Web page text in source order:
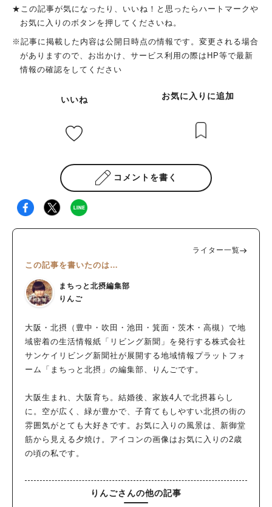
★この記事が気になったり、いいね！と思ったらハートマークや
お気に入りのボタンを押してくださいね。
※記事に掲載した内容は公開日時点の情報です。変更される場合
がありますので、お出かけ、サービス利用の際はHP等で最新
情報の確認をしてください
いいね お気に入りに追加
コメントを書く
ライター一覧
この記事を書いたのは…
まちっと北摂編集部
りんご
大阪・北摂（豊中・吹田・池田・箕面・茨木・高槻）で地
域密着の生活情報紙「リビング新聞」を発行する株式会社
サンケイリビング新聞社が展開する地域情報プラットフォ
ーム「まちっと北摂」の編集部、りんごです。
大阪生まれ、大阪育ち。結婚後、家族4人で北摂暮らし
に。空が広く、緑が豊かで、子育てもしやすい北摂の街の
雰囲気がとても大好きです。お気に入りの風景は、新御堂
筋から見える夕焼け。アイコンの画像はお気に入りの2歳
の頃の私です。
りんごさんの他の記事